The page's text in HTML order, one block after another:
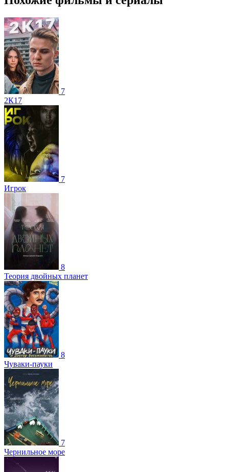
7
2К17
7
Игрок
8
Теория двойных планет
8
Чуваки-пауки
7
Чернильное море